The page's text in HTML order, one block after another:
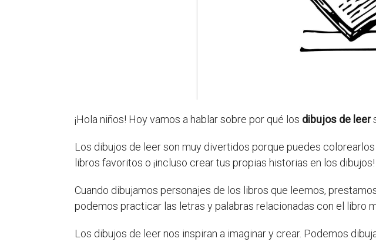
¡Hola niños! Hoy vamos a hablar sobre por qué los dibujos de leer
Los dibujos de leer son muy divertidos porque puedes
libros favoritos o ¡incluso crear tus propias historias en los dibujos!
Cuando dibujamos personajes de los libros que leemos,
podemos practicar las letras y palabras relacionadas con el libro
Los dibujos de leer nos inspiran a imaginar y crear. Podemos